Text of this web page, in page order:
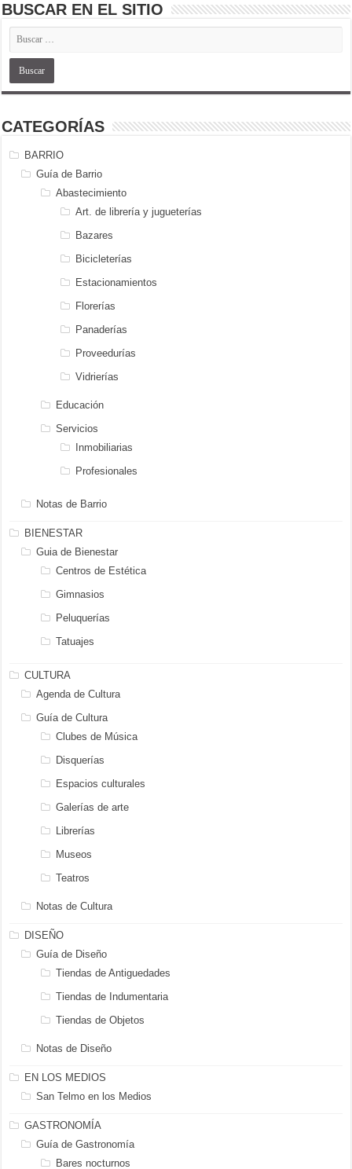
BUSCAR EN EL SITIO
CATEGORÍAS
BARRIO
Guía de Barrio
Abastecimiento
Art. de librería y jugueterías
Bazares
Bicicleterías
Estacionamientos
Florerías
Panaderías
Proveedurías
Vidrierías
Educación
Servicios
Inmobiliarias
Profesionales
Notas de Barrio
BIENESTAR
Guia de Bienestar
Centros de Estética
Gimnasios
Peluquerías
Tatuajes
CULTURA
Agenda de Cultura
Guía de Cultura
Clubes de Música
Disquerías
Espacios culturales
Galerías de arte
Librerías
Museos
Teatros
Notas de Cultura
DISEÑO
Guía de Diseño
Tiendas de Antiguedades
Tiendas de Indumentaria
Tiendas de Objetos
Notas de Diseño
EN LOS MEDIOS
San Telmo en los Medios
GASTRONOMÍA
Guía de Gastronomía
Bares nocturnos